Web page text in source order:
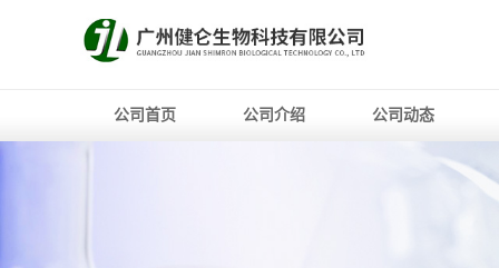
公司首页 公司介绍 公司动态